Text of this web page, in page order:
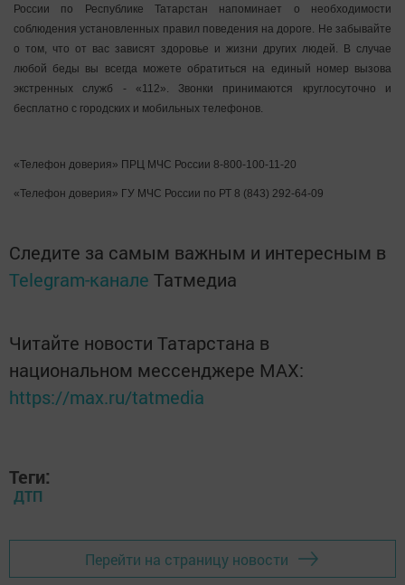
России по Республике Татарстан напоминает о необходимости
соблюдения установленных правил поведения на дороге. Не забывайте
о том, что от вас зависят здоровье и жизни других людей. В случае
любой беды вы всегда можете обратиться на единый номер вызова
экстренных служб - «112». Звонки принимаются круглосуточно и
бесплатно с городских и мобильных телефонов.
«Телефон доверия» ПРЦ МЧС России 8-800-100-11-20
«Телефон доверия» ГУ МЧС России по РТ 8 (843) 292-64-09
Следите за самым важным и интересным в
Telegram-канале Татмедиа
Читайте новости Татарстана в
национальном мессенджере MАХ:
https://max.ru/tatmedia
Теги:
ДТП
Перейти на страницу новости